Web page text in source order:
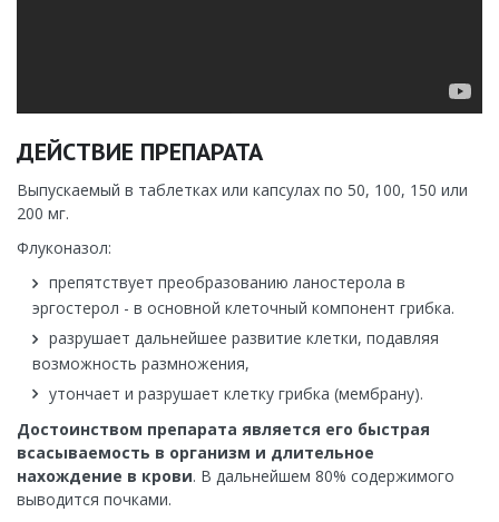
ДЕЙСТВИЕ ПРЕПАРАТА
Выпускаемый в таблетках или капсулах по 50, 100, 150 или
200 мг.
Флуконазол:
препятствует преобразованию ланостерола в
эргостерол - в основной клеточный компонент грибка.
разрушает дальнейшее развитие клетки, подавляя
возможность размножения,
утончает и разрушает клетку грибка (мембрану).
Достоинством препарата является его быстрая
всасываемость в организм и длительное
нахождение в крови. В дальнейшем 80% содержимого
выводится почками.